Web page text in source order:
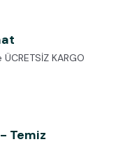
KARGO
Temiz